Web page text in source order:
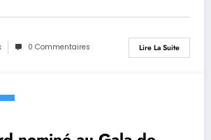
0 Commentaires Lire La Suite